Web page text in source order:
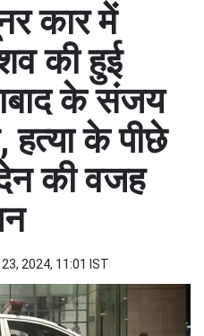
कार में
की हुई
के संजय
हत्या के पीछे
की वजह
2024, 11:01 IST